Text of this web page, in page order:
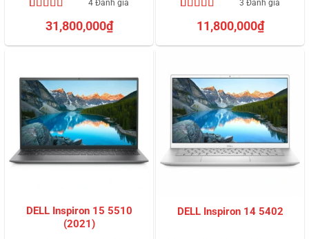
5.00trên 5
dựa trên
4 Đánh giá
31,800,000₫ 5.00trên 5
dựa trên
3 Đánh giá
11,800,000₫
DELL Inspiron 15 5510
(2021)
DELL Inspiron 14 5402